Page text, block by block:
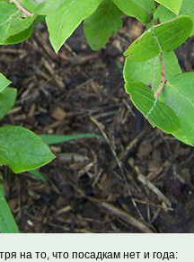
на то, что посадкам нет и года: